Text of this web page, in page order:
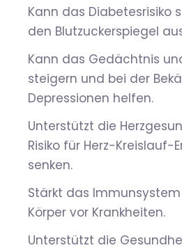
Kann das Diabetesrisiko
den Blutzuckerspiegel
Kann das Gedächtnis
steigern und bei der
Depressionen helfen.
Unterstützt die
Risiko für Herz-Kreislauf-
senken.
Stärkt das
Körper vor Krankheiten.
Unterstützt die